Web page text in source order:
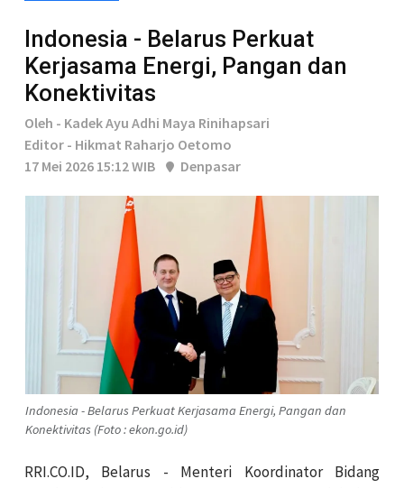
Indonesia - Belarus Perkuat
Kerjasama Energi, Pangan dan
Konektivitas
Oleh - Kadek Ayu Adhi Maya Rinihapsari
Editor - Hikmat Raharjo Oetomo
17 Mei 2026 15:12 WIB
Denpasar
Indonesia - Belarus Perkuat Kerjasama Energi, Pangan dan
Konektivitas (Foto : ekon.go.id)
RRI.CO.ID, Belarus - Menteri Koordinator Bidang